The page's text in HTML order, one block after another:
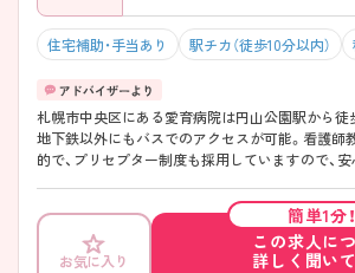
住宅補助・手当あり 駅チカ（徒歩10分以内）
札幌市中央区にある愛育病院は円山公園駅から徒
地下鉄以外にもバスでのアクセスが可能。看護師
的で、プリセプター制度も採用していますので、
お話しいたしますのでお気軽にご相談くださいね
お気に入り
簡単1分！
この求人に
詳しく聞い